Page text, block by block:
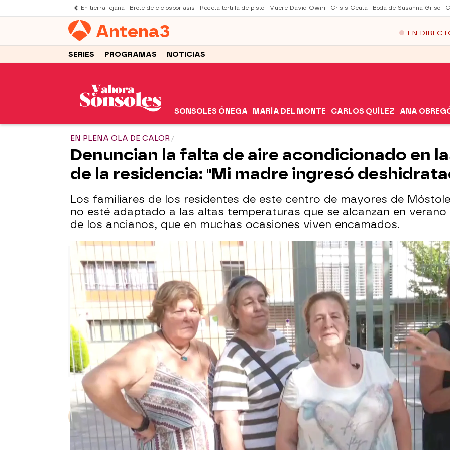
En tierra lejana Brote de ciclosporiasis Receta tortilla de pisto Muere David Owiri Crisis Ceuta Boda de Susanna Griso
Antena3 EN
SERIES PROGRAMAS NOTICIAS
SONSOLES ÓNEGA MARÍA DEL MONTE CARLOS QUÍLEZ ANA
EN PLENA OLA DE CALOR
Denuncian la falta de aire acondicionado en
de la residencia: "Mi madre ingresó
Los familiares de los residentes de este centro de mayores de
no esté adaptado a las altas temperaturas que se alcanzan en
de los ancianos, que en muchas ocasiones viven encamados.
Sara Ruiz
Publicado: 08 de agosto de 2023, 18:52 WhatsappFacebook
X